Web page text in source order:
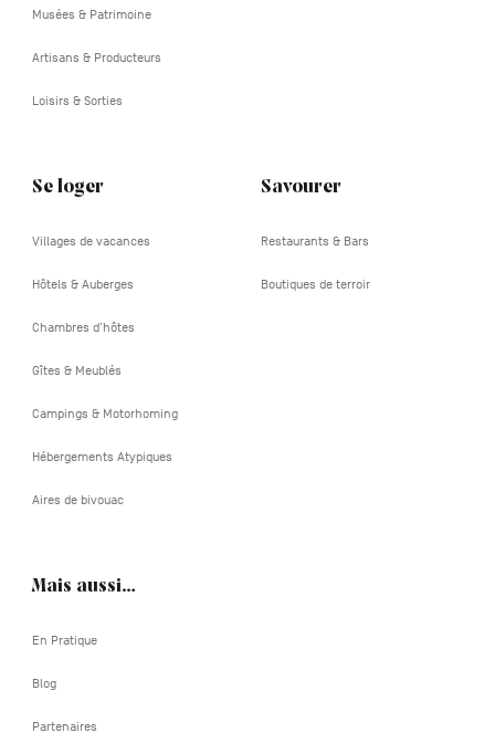
Musées & Patrimoine
Artisans & Producteurs
Loisirs & Sorties
Se loger
Villages de vacances
Hôtels & Auberges
Chambres d'hôtes
Gîtes & Meublés
Campings & Motorhoming
Hébergements Atypiques
Aires de bivouac
Savourer
Restaurants & Bars
Boutiques de terroir
Mais aussi…
En Pratique
Blog
Partenaires